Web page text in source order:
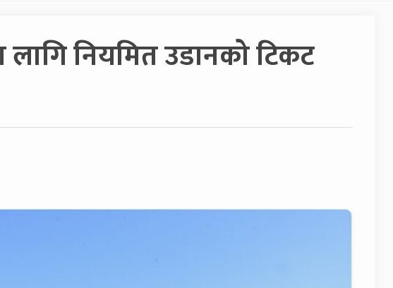
नियमित उडानको टिकट